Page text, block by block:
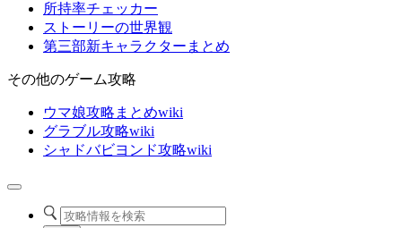
所持率チェッカー
ストーリーの世界観
第三部新キャラクターまとめ
その他のゲーム攻略
ウマ娘攻略まとめwiki
グラブル攻略wiki
シャドバビヨンド攻略wiki